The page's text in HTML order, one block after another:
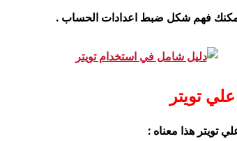
يمكنك فهم شكل ضبط اعدادات الحساب .
تويتر
تويتر هذا معناه :